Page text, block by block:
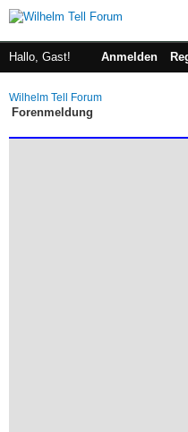
Hallo, Gast! Anmelden
Wilhelm Tell Forum
Forenmeldung